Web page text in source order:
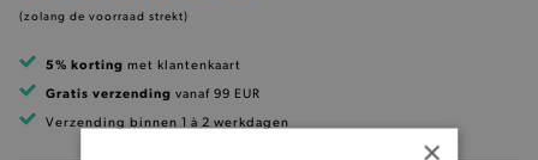
(zolang de voorraad strekt)
5% korting met klantenkaart
Gratis verzending vanaf 99 EUR
Verzending binnen 1 à 2 werkdagen
×